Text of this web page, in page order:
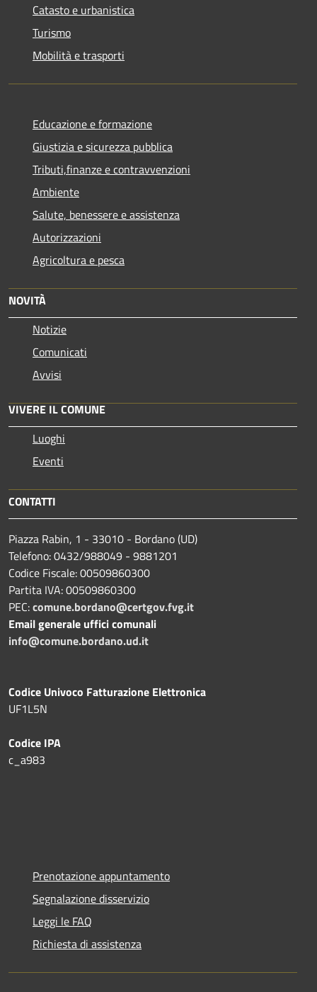
Catasto e urbanistica
Turismo
Mobilità e trasporti
Educazione e formazione
Giustizia e sicurezza pubblica
Tributi,finanze e contravvenzioni
Ambiente
Salute, benessere e assistenza
Autorizzazioni
Agricoltura e pesca
NOVITÀ
Notizie
Comunicati
Avvisi
VIVERE IL COMUNE
Luoghi
Eventi
CONTATTI
Piazza Rabin, 1 - 33010 - Bordano (UD)
Telefono: 0432/988049 - 9881201
Codice Fiscale: 00509860300
Partita IVA: 00509860300
PEC:comune.bordano@certgov.fvg.it
Email generale uffici comunali
info@comune.bordano.ud.it
Codice Univoco Fatturazione Elettronica
UF1L5N
Codice IPA
c_a983
Prenotazione appuntamento
Segnalazione disservizio
Leggi le FAQ
Richiesta di assistenza